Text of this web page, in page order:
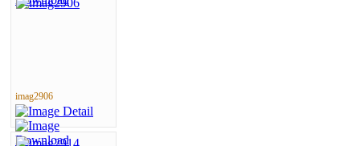
imag2906